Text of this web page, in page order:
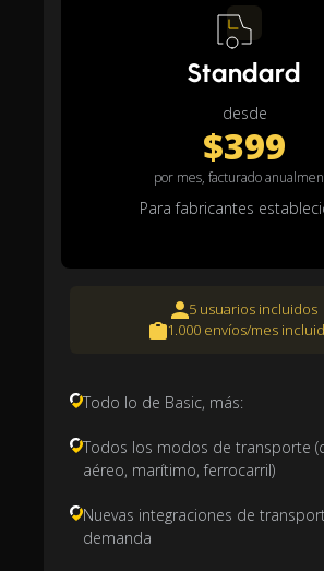
Standard
desde
$399
por mes, facturado
Para fabricantes
5 usuarios incluidos
1.000 envíos/mes
Todo lo de Basic, más:
Todos los modos de transporte
aéreo, marítimo, ferrocarril)
Nuevas integraciones de
demanda